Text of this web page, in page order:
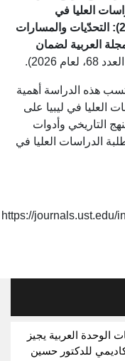
العليا في
الجامعات الليبية الحكومية (1971 - 2025): التحدّيات والمسارات
العربية لضمان
هذه الدراسة أهمية
العليا في ليبيا على
التاريخي وأدوات
الدراسات العليا في
https://journals.ust.edu/
الوحدة العربية يجيز
للدكتور حسين